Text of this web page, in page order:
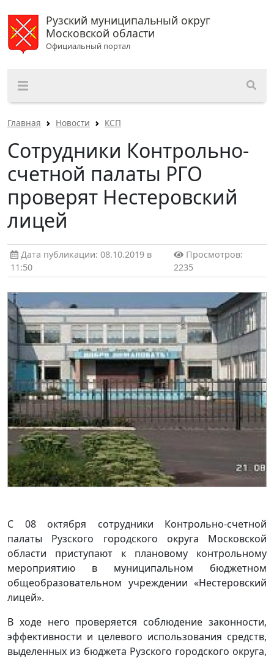
Рузский муниципальный округ
Московской области
Официальный портал
Главная Новости КСП
Сотрудники Контрольно-
счетной палаты РГО
проверят Нестеровский
лицей
Дата публикации: 08.10.2019 в
11:50
Просмотров:
2235
С 08 октября сотрудники Контрольно-счетной
палаты Рузского городского округа Московской
области приступают к плановому контрольному
мероприятию в муниципальном бюджетном
общеобразовательном учреждении «Нестеровский
лицей».
В ходе него проверяется соблюдение законности,
эффективности и целевого использования средств,
выделенных из бюджета Рузского городского округа,